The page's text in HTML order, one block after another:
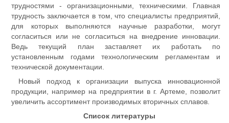
трудностями - организационными, техническими. Главная
трудность заключается в том, что специалисты предприятий,
для которых выполняются научные разработки, могут
согласиться или не согласиться на внедрение инновации.
Ведь текущий план заставляет их работать по
установленным годами технологическим регламентам и
технической документации.
Новый подход к организации выпуска инновационной
продукции, например на предприятии в г. Артеме, позволит
увеличить ассортимент производимых вторичных сплавов.
Список литературы